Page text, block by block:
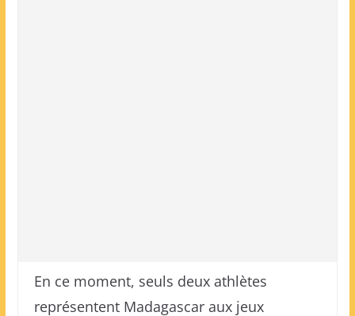
En ce moment, seuls deux athlètes
représentent Madagascar aux jeux